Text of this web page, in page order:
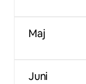
Maj
Juni